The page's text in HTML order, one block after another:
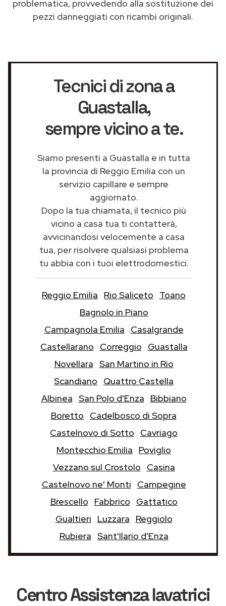
problematica, provvedendo alla sostituzione dei
pezzi danneggiati con ricambi originali.
Tecnici di zona a
Guastalla,
sempre vicino a te.
Siamo presenti a Guastalla e in tutta
la provincia di Reggio Emilia con un
servizio capillare e sempre
aggiornato.
Dopo la tua chiamata, il tecnico più
vicino a casa tua ti contatterà,
avvicinandosi velocemente a casa
tua, per risolvere qualsiasi problema
tu abbia con i tuoi elettrodomestici.
Reggio Emilia Rio Saliceto
Toano
Bagnolo in Piano
Campagnola Emilia
Casalgrande
Castellarano
Correggio
Guastalla
Novellara San Martino in Rio
Scandiano
Quattro Castella
Albinea San Polo d'Enza
Bibbiano
Boretto
Cadelbosco di Sopra
Castelnovo di Sotto
Cavriago
Montecchio Emilia
Poviglio
Vezzano sul Crostolo
Casina
Castelnovo ne' Monti
Campegine
Brescello
Fabbrico
Gattatico
Gualtieri
Luzzara
Reggiolo
Rubiera Sant'Ilario d'Enza
Centro Assistenza lavatrici